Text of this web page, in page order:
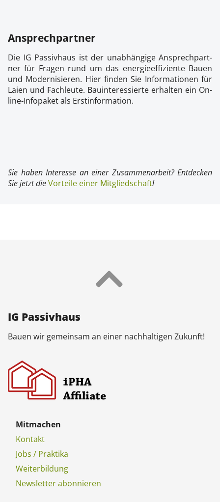
An­sprech­part­ner
Die IG Pas­siv­haus ist der un­ab­hän­gi­ge An­sprech­part­
ner für Fra­gen rund um das ener­gie­ef­fi­zi­en­te Bau­en
und Mo­der­ni­sie­ren. Hier fin­den Sie In­for­ma­tio­nen für
Lai­en und Fach­leu­te. Bau­in­ter­es­sier­te er­hal­ten ein On­
li­ne-Inf­o­pa­ket als Erst­in­for­ma­ti­on.
Sie ha­ben In­ter­es­se an ei­ner Zu­sam­men­ar­beit? Ent­de­cken
Sie jetzt dieVorteile einer Mitgliedschaft!
IG Pas­siv­haus
Bau­en wir ge­mein­sam an ei­ner nach­hal­ti­gen Zu­kunft!
Mit­ma­chen
Kon­takt
Jobs / Prak­ti­ka
Wei­ter­bil­dung
Newslet­ter abon­nie­ren